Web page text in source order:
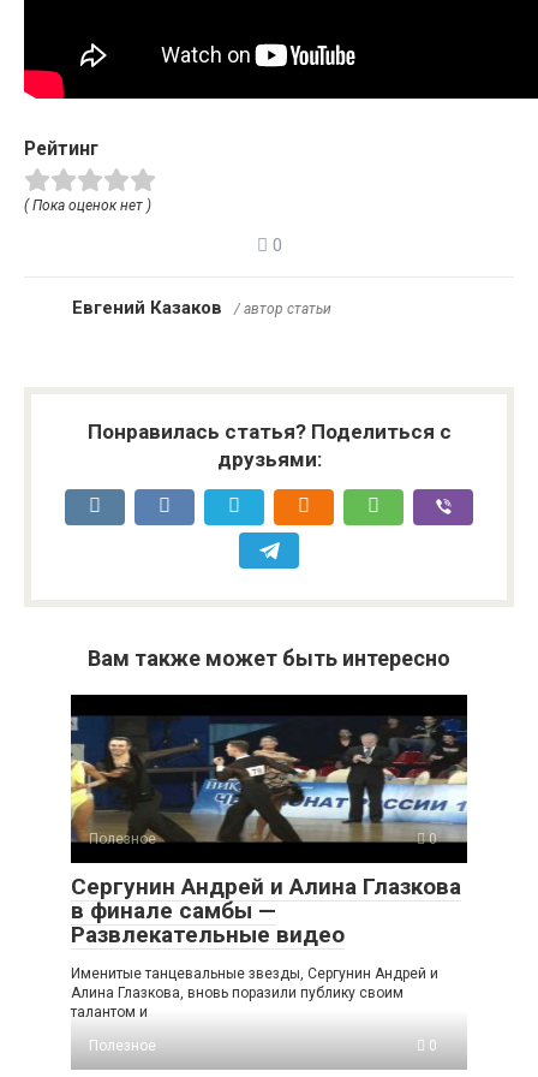
Рейтинг
( Пока оценок нет )
0
Евгений Казаков / автор статьи
Понравилась статья? Поделиться с
друзьями:
Вам также может быть интересно
Полезное 0
Сергунин Андрей и Алина Глазкова
в финале самбы —
Развлекательные видео
Именитые танцевальные звезды, Сергунин Андрей и
Алина Глазкова, вновь поразили публику своим
талантом и
Полезное
0